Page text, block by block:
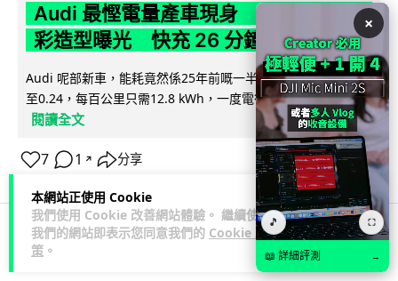
本網站正使用 Cookie
我們使用 Cookie 改善網站體驗。 繼續使用
我們的網站即表示您同意我們的 Cookie 政
策 。
Audi 最慳電量產車現身 A2 e-tron 迷
彩造型曝光 快充 26 分鐘充滿 8 成電
Audi 呢部新車，能耗竟然係25年前嘅一半。 A2 e-tron 風阻低
至0.24，每百公里只需12.8 kWh，一度電行到7.8公里。6...
閱讀全文
7 1 ↗ 分享
科技娛樂
×
🎵 ⛶
📖 詳細評測 →